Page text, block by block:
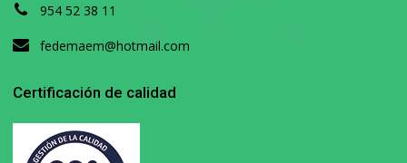
954 52 38 11
fedemaem@hotmail.com
Certificación de calidad